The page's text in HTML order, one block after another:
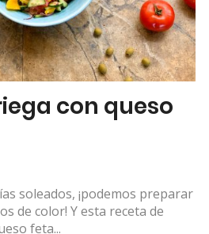
con queso
soleados, ¡podemos preparar
de color! Y esta receta de
feta...